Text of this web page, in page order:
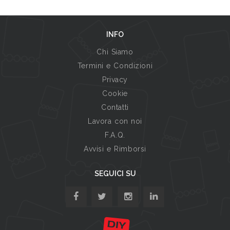
INFO
Chi Siamo
Termini e Condizioni
Privacy
Cookie
Contatti
Lavora con noi
F.A.Q.
Avvisi e Rimborsi
SEGUICI SU